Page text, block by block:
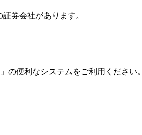
証券会社があります。
の便利なシステムをご利用ください。